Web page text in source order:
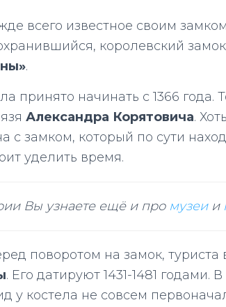
всего известное своим
королевский
.
принято начинать с 1366 года.
Александра Корятовича.
с замком, который по сути
уделить время.
Вы узнаете ещё и про музеии
поворотом на замок, туриста
. Его датируют 1431-1481 годами.
у костела не совсем